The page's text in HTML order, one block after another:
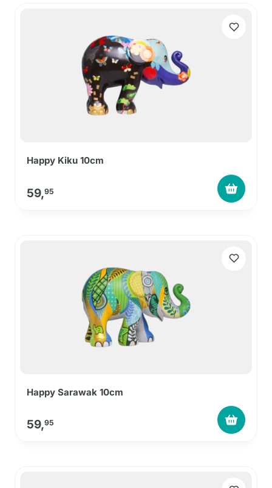
Happy Kiku 10cm
59,95
Happy Sarawak 10cm
59,95